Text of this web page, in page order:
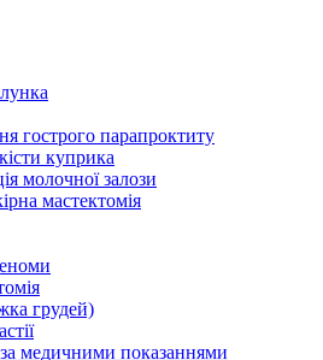
гострого парапроктиту
куприка
молочної залози
мастектомія
грудей)
медичними показаннями